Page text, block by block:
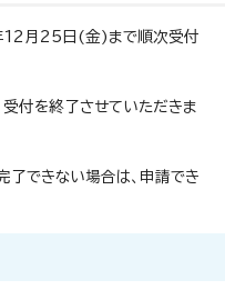
12月25日(金)まで順次受付
付を終了させていただきま
できない場合は、申請でき